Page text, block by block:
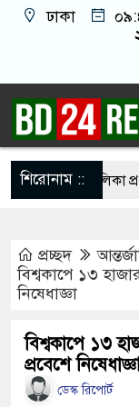
ঢাকা
শিরোনাম ::তালিকা প্রণয়ন
নয়, জাতির
থেকে খুলে ফেলা
প্রচ্ছদ
বিশ্বকাপে ১৩
নিষেধাজ্ঞা
বিশ্বকাপে ১৩
প্রবেশে
ডেস্ক রিপোর্ট